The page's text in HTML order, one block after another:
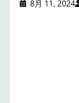
8月 11, 2024